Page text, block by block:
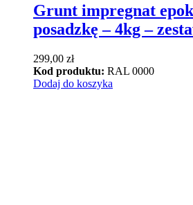
Grunt impregnat
posadzkę – 4kg –
299,00 zł
Kod produktu: RAL 0000
Dodaj do koszyka